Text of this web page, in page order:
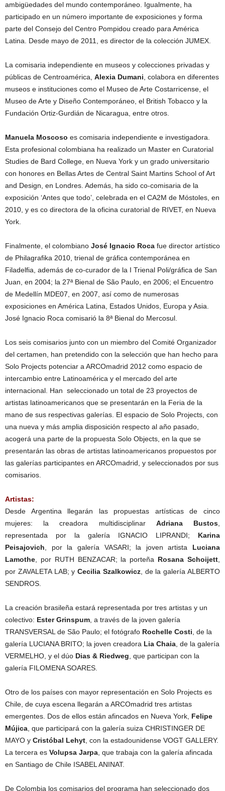
ambigüedades del mundo contemporáneo. Igualmente, ha
participado en un número importante de exposiciones y forma
parte del Consejo del Centro Pompidou creado para América
Latina. Desde mayo de 2011, es director de la colección JUMEX.
La comisaria independiente en museos y colecciones privadas y
públicas de Centroamérica, Alexia Dumani , colabora en diferentes
museos e instituciones como el Museo de Arte Costarricense, el
Museo de Arte y Diseño Contemporáneo, el British Tobacco y la
Fundación Ortiz-Gurdián de Nicaragua, entre otros.
Manuela Moscoso es comisaria independiente e investigadora.
Esta profesional colombiana ha realizado un Master en Curatorial
Studies de Bard College, en Nueva York y un grado universitario
con honores en Bellas Artes de Central Saint Martins School of Art
and Design, en Londres. Además, ha sido co-comisaria de la
exposición ‘Antes que todo’, celebrada en el CA2M de Móstoles, en
2010, y es co directora de la oficina curatorial de RIVET, en Nueva
York.
Finalmente, el colombiano José Ignacio Roca fue director artístico
de Philagrafika 2010, trienal de gráfica contemporánea en
Filadelfia, además de co-curador de la I Trienal Poli/gráfica de San
Juan, en 2004; la 27ª Bienal de São Paulo, en 2006; el Encuentro
de Medellín MDE07, en 2007, así como de numerosas
exposiciones en América Latina, Estados Unidos, Europa y Asia.
José Ignacio Roca comisarió la 8ª Bienal do Mercosul.
Los seis comisarios junto con un miembro del Comité Organizador
del certamen, han pretendido con la selección que han hecho para
Solo Projects potenciar a ARCOmadrid 2012 como espacio de
intercambio entre Latinoamérica y el mercado del arte
internacional. Han seleccionado un total de 23 proyectos de
artistas latinoamericanos que se presentarán en la Feria de la
mano de sus respectivas galerías. El espacio de Solo Projects, con
una nueva y más amplia disposición respecto al año pasado,
acogerá una parte de la propuesta Solo Objects, en la que se
presentarán las obras de artistas latinoamericanos propuestos por
las galerías participantes en ARCOmadrid, y seleccionados por sus
comisarios.
Artistas:
Desde Argentina llegarán las propuestas artísticas de cinco
mujeres: la creadora multidisciplinar Adriana Bustos
representada por la galería IGNACIO LIPRANDI; Karina
Peisajovich , por la galería VASARI; la joven artista Luciana
Lamothe , por RUTH BENZACAR; la porteña Rosana Schoijett
por ZAVALETA LAB; yCecilia Szalkowicz, de la galería ALBERTO
SENDROS.
La creación brasileña estará representada por tres artistas y un
colectivo: Ester Grinspum , a través de la joven galería
TRANSVERSAL de São Paulo; el fotógrafo Rochelle Costi , de la
galería LUCIANA BRITO; la joven creadora Lia Chaia , de la galería
VERMELHO, y el dúo Dias & Riedweg , que participan con la
galería FILOMENA SOARES.
Otro de los países con mayor representación en Solo Projects es
Chile, de cuya escena llegarán a ARCOmadrid tres artistas
emergentes. Dos de ellos están afincados en Nueva York, Felipe
Mújica , que participará con la galería suiza CHRISTINGER DE
MAYO y Cristóbal Lehyt , con la estadounidense VOGT GALLERY.
La tercera es Volupsa Jarpa , que trabaja con la galería afincada
en Santiago de Chile ISABEL ANINAT.
De Colombia los comisarios del programa han seleccionado dos